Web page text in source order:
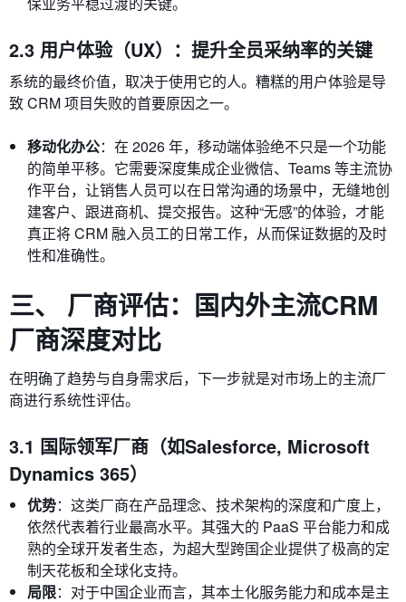
2.3 用户体验（UX）：提升全员采纳率的关键
系统的最终价值，取决于使用它的人。糟糕的用户体验是导
致 CRM 项目失败的首要原因之一。
移动化办公：在 2026 年，移动端体验绝不只是一个功能
的简单平移。它需要深度集成企业微信、Teams 等主流协
作平台，让销售人员可以在日常沟通的场景中，无缝地创
建客户、跟进商机、提交报告。这种“无感”的体验，才能
真正将 CRM 融入员工的日常工作，从而保证数据的及时
性和准确性。
三、 厂商评估：国内外主流CRM
厂商深度对比
在明确了趋势与自身需求后，下一步就是对市场上的主流厂
商进行系统性评估。
3.1 国际领军厂商（如Salesforce, Microsoft
Dynamics 365）
优势：这类厂商在产品理念、技术架构的深度和广度上，
依然代表着行业最高水平。其强大的 PaaS 平台能力和成
熟的全球开发者生态，为超大型跨国企业提供了极高的定
制天花板和全球化支持。
局限：对于中国企业而言，其本土化服务能力和成本是主